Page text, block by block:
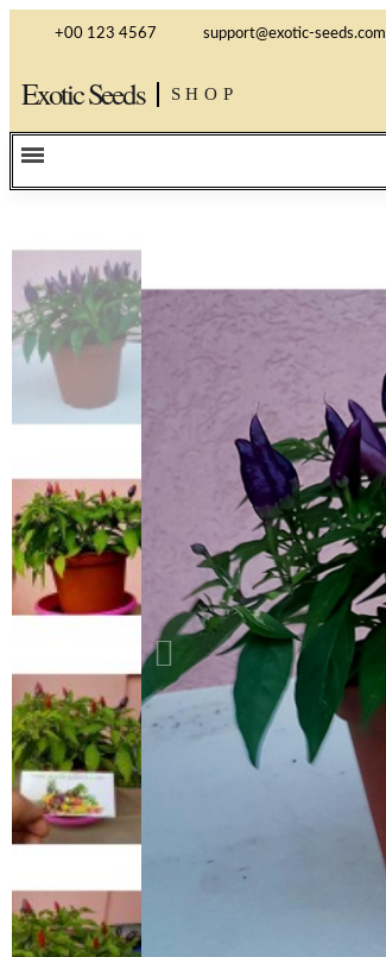
+00 123 4567 support@exotic-seeds.com
Exotic Seeds SHOP